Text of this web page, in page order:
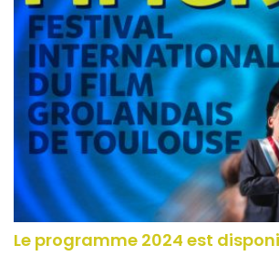
Le programme 2024 est